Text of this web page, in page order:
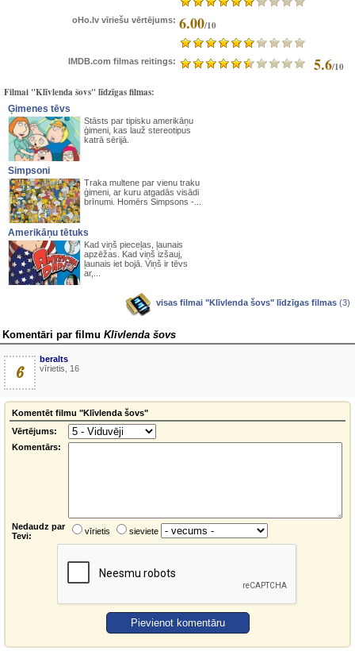
oHo.lv vīriešu vērtējums: 6.00/10
IMDB.com filmas reitings: 5.6/10
Filmai "Klīvlenda šovs" līdzīgas filmas:
Ģimenes tēvs
Stāsts par tipisku amerikāņu
ģimeni, kas lauž stereotipus
katrā sērijā.
Simpsoni
Traka multene par vienu traku
ģimeni, ar kuru atgadās visādi
brīnumi. Homērs Simpsons -...
Amerikāņu tētuks
Kad viņš pieceļas, ļaunais
apzēžas. Kad viņš izšauj,
ļaunais iet bojā. Viņš ir tēvs
ar,...
visas filmai "Klīvlenda šovs" līdzīgas filmas (3)
Komentāri par filmu Klīvlenda šovs
6
beralts
vīrietis, 16
Komentēt filmu "Klīvlenda šovs"
Vērtējums:
Komentārs:
Nedaudz par
Tevi:
vīrietis sieviete